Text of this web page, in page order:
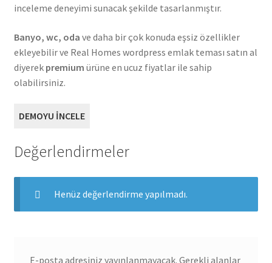
inceleme deneyimi sunacak şekilde tasarlanmıştır.
Banyo, wc, oda ve daha bir çok konuda eşsiz özellikler
ekleyebilir ve Real Homes wordpress emlak teması satın al
diyerek premium ürüne en ucuz fiyatlar ile sahip
olabilirsiniz.
DEMOYU İNCELE
Değerlendirmeler
Henüz değerlendirme yapılmadı.
E-posta adresiniz yayınlanmayacak. Gerekli alanlar